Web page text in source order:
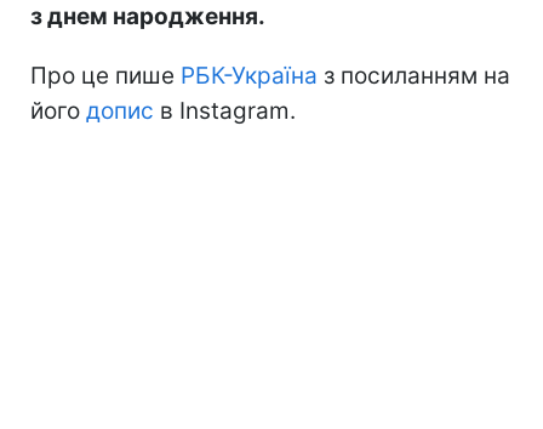
з днем народження.
Про це пише РБК-Україна з посиланням на
його допис в Instagram.